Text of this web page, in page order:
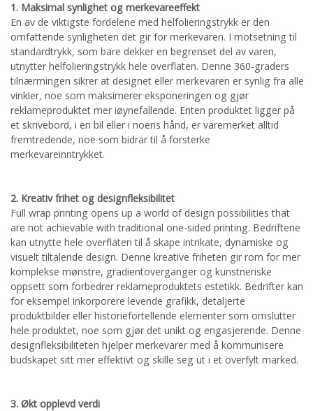
1. Maksimal synlighet og merkevareeffekt
En av de viktigste fordelene med helfolieringstrykk er den
omfattende synligheten det gir for merkevaren. I motsetning til
standardtrykk, som bare dekker en begrenset del av varen,
utnytter helfolieringstrykk hele overflaten. Denne 360-graders
tilnærmingen sikrer at designet eller merkevaren er synlig fra alle
vinkler, noe som maksimerer eksponeringen og gjør
reklameproduktet mer iøynefallende. Enten produktet ligger på
et skrivebord, i en bil eller i noens hånd, er varemerket alltid
fremtredende, noe som bidrar til å forsterke
merkevareinntrykket.
2. Kreativ frihet og designfleksibilitet
Full wrap printing opens up a world of design possibilities that
are not achievable with traditional one-sided printing. Bedriftene
kan utnytte hele overflaten til å skape intrikate, dynamiske og
visuelt tiltalende design. Denne kreative friheten gir rom for mer
komplekse mønstre, gradientoverganger og kunstneriske
oppsett som forbedrer reklameproduktets estetikk. Bedrifter kan
for eksempel inkorporere levende grafikk, detaljerte
produktbilder eller historiefortellende elementer som omslutter
hele produktet, noe som gjør det unikt og engasjerende. Denne
designfleksibiliteten hjelper merkevarer med å kommunisere
budskapet sitt mer effektivt og skille seg ut i et overfylt marked.
3. Økt opplevd verdi